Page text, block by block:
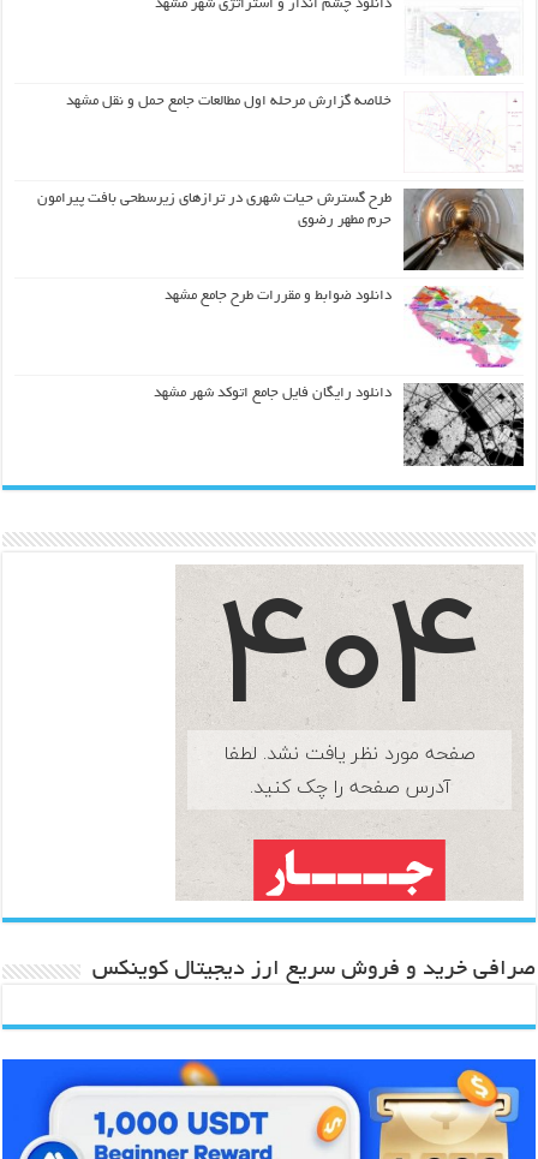
دانلود چشم انداز و استراتژی شهر مشهد
خلاصه گزارش مرحله اول مطالعات جامع حمل و نقل مشهد
طرح گسترش حیات شهري در ترازهاي زیرسطحی بافت پیرامون
حرم مطهر رضوي
دانلود ضوابط و مقررات طرح جامع مشهد
دانلود رایگان فایل جامع اتوکد شهر مشهد
صرافی خرید و فروش سریع ارز دیجیتال کوینکس